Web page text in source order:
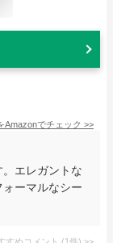
Amazonでチェック >>
エレガントな
ーマルなシー